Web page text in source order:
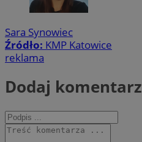
Sara Synowiec
Źródło: KMP Katowice
reklama
Dodaj komentarz